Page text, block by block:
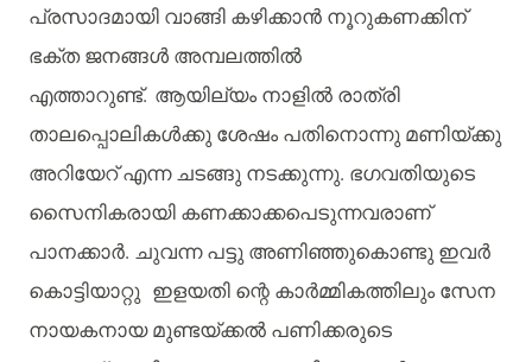
പ്രസാദമായി വാങ്ങി കഴിക്കാൻ നൂറുകണക്കിന്
ഭക്ത ജനങ്ങൾ അമ്പലത്തിൽ
എത്താറുണ്ട്. ആയില്യം നാളിൽ രാത്രി
താലപ്പൊലികൾക്കു ശേഷം പതിനൊന്നു മണിയ്ക്കു
അറിയേറ് എന്ന ചടങ്ങു നടക്കുന്നു. ഭഗവതിയുടെ
സൈനികരായി കണക്കാക്കപെടുന്നവരാണ്
പാനക്കാർ. ചുവന്ന പട്ടു അണിഞ്ഞുകൊണ്ടു ഇവർ
കൊട്ടിയാറ്റു ഇളയതി ന്റെ കാർമ്മികത്തിലും സേന
നായകനായ മുണ്ടയ്ക്കൽ പണിക്കരുടെ